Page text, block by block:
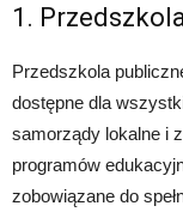
1.
Przedszkola
dostępne dla
samorządy lokalne i
programów
zobowiązane do